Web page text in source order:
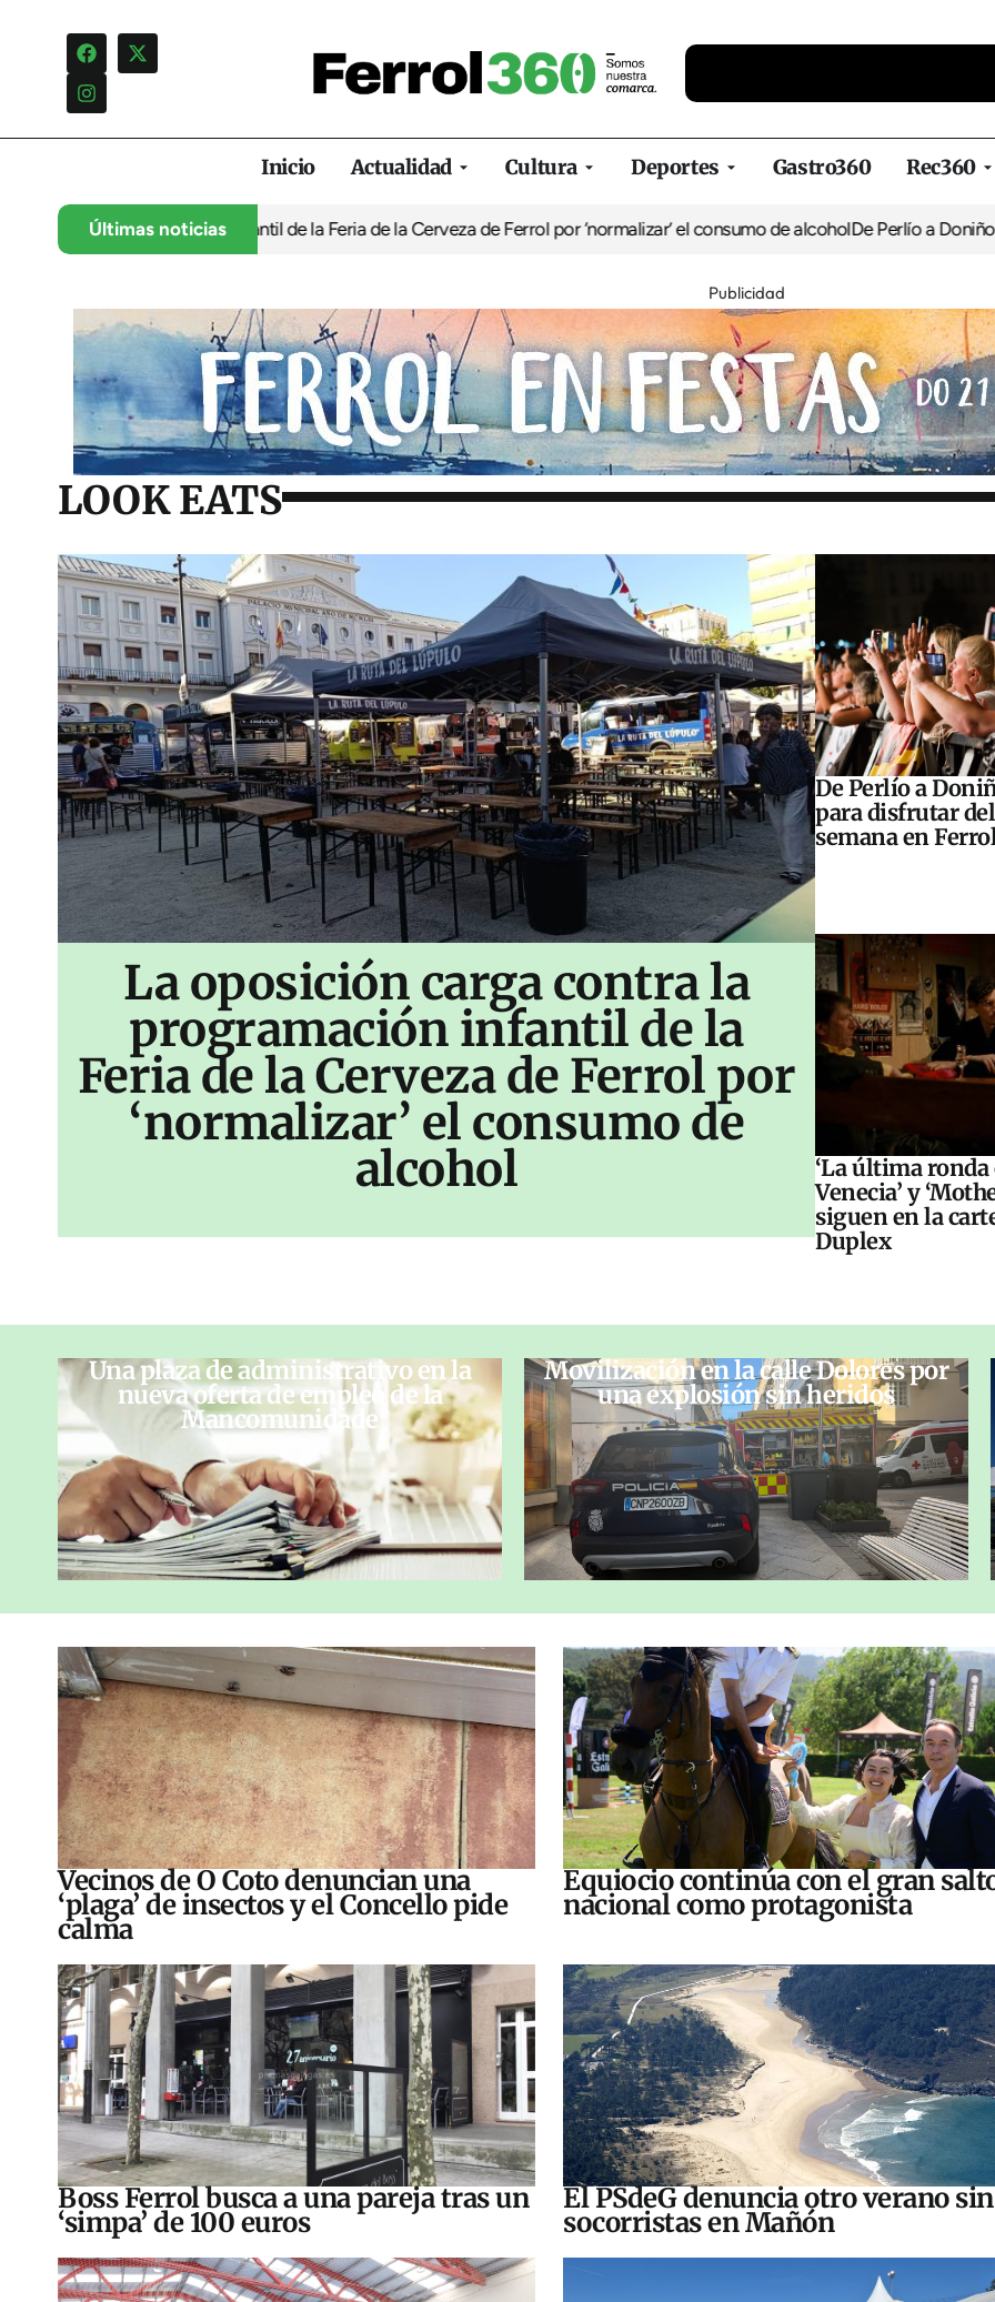
Inicio Actualidad Cultura Deportes Gastro360 Rec360
Últimas noticias
programación infantil de la Feria de la Cerveza de Ferrol por ‘normalizar’ el consumo de alcoholDe Perlío a Doniños: guía para
Publicidad
LOOK EATS
La oposición carga contra la
programación infantil de la
Feria de la Cerveza de Ferrol por
‘normalizar’ el consumo de
alcohol
De Perlío a
para disfrutar
semana en
‘La última ronda
Venecia’ y
siguen en la
Duplex
Una plaza de administrativo en la
nueva oferta de empleo de la
Mancomunidade
Movilización en la calle Dolores por
una explosión sin heridos
Vecinos de O Coto denuncian una
‘plaga’ de insectos y el Concello pide
calma
Equiocio continúa con el gran
nacional como protagonista
Boss Ferrol busca a una pareja tras un
‘simpa’ de 100 euros
El PSdeG denuncia otro verano sin
socorristas en Mañón